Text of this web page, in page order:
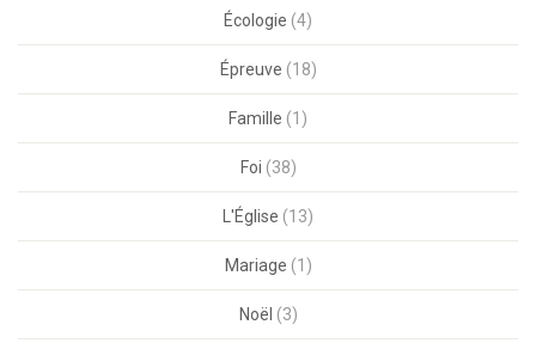
Écologie (4)
Épreuve (18)
Famille (1)
Foi (38)
L'Église (13)
Mariage (1)
Noël (3)